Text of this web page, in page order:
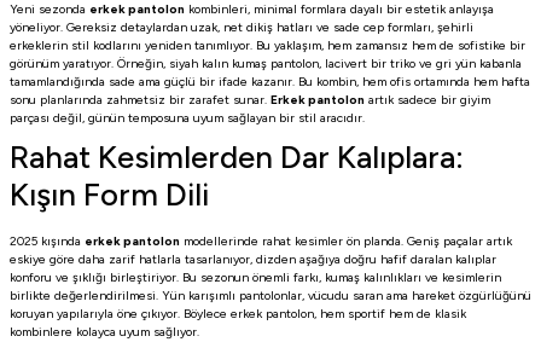
Yeni sezonda erkek pantolon kombinleri, minimal formlara dayalı bir estetik anlayışa
yöneliyor. Gereksiz detaylardan uzak, net dikiş hatları ve sade cep formları, şehirli
erkeklerin stil kodlarını yeniden tanımlıyor. Bu yaklaşım, hem zamansız hem de sofistike bir
görünüm yaratıyor. Örneğin, siyah kalın kumaş pantolon, lacivert bir triko ve gri yün kabanla
tamamlandığında sade ama güçlü bir ifade kazanır. Bu kombin, hem ofis ortamında hem hafta
sonu planlarında zahmetsiz bir zarafet sunar. Erkek pantolon artık sadece bir giyim
parçası değil, günün temposuna uyum sağlayan bir stil aracıdır.
Rahat Kesimlerden Dar Kalıplara:
Kışın Form Dili
2025 kışında erkek pantolon modellerinde rahat kesimler ön planda. Geniş paçalar artık
eskiye göre daha zarif hatlarla tasarlanıyor, dizden aşağıya doğru hafif daralan kalıplar
konforu ve şıklığı birleştiriyor. Bu sezonun önemli farkı, kumaş kalınlıkları ve kesimlerin
birlikte değerlendirilmesi. Yün karışımlı pantolonlar, vücudu saran ama hareket özgürlüğünü
koruyan yapılarıyla öne çıkıyor. Böylece erkek pantolon, hem sportif hem de klasik
kombinlere kolayca uyum sağlıyor.